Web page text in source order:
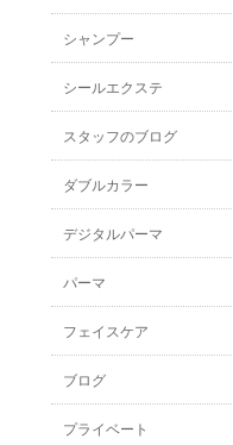
シャンプー
シールエクステ
スタッフのブログ
ダブルカラー
デジタルパーマ
パーマ
フェイスケア
ブログ
プライベート